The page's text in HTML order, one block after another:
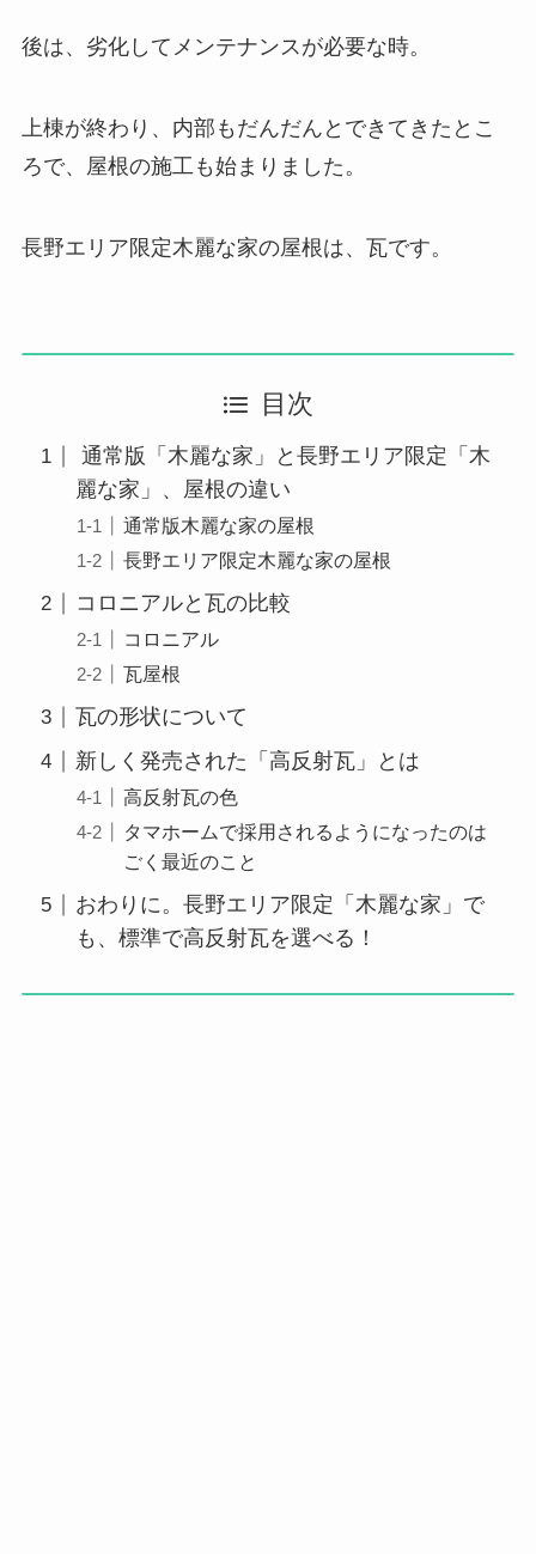
後は、劣化してメンテナンスが必要な時。
上棟が終わり、内部もだんだんとできてきたとこ
ろで、屋根の施工も始まりました。
長野エリア限定木麗な家の屋根は、瓦です。
目次
通常版「木麗な家」と長野エリア限定「木
麗な家」、屋根の違い
通常版木麗な家の屋根
長野エリア限定木麗な家の屋根
コロニアルと瓦の比較
コロニアル
瓦屋根
瓦の形状について
新しく発売された「高反射瓦」とは
高反射瓦の色
タマホームで採用されるようになったのは
ごく最近のこと
おわりに。長野エリア限定「木麗な家」で
も、標準で高反射瓦を選べる！